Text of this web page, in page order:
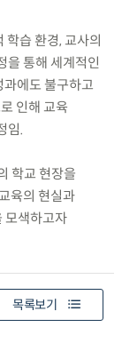
학습 환경, 교사의
을 통해 세계적인
과에도 불구하고
인해 교육
임.
학교 현장을
육의 현실과
모색하고자
목록보기